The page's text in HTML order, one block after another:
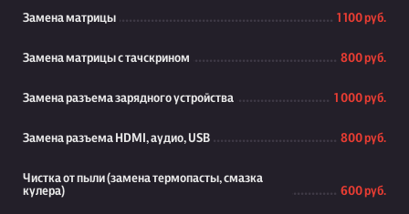
Замена матрицы 1 100 руб.
Замена матрицы с тачскрином 800 руб.
Замена разъема зарядного устройства 1 000 руб.
Замена разъема HDMI, аудио, USB 800 руб.
Чистка от пыли (замена термопасты, смазка
кулера)
600 руб.